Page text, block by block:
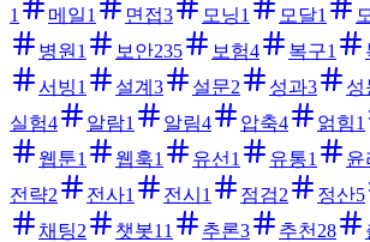
1
메일1 면접3 모닝1 모달1
병원 1 보안235 보험4 복구1
서빙1 설계 3 설문2 성과3 성
실험4 알람1 알림4 압축4 얽힘1
웹툰1 웹훅1 유선 1 유통1 윤
전략2 전사1 전시 1 점검2 정산5
채팅2 챗봇11 추론3 추천 28